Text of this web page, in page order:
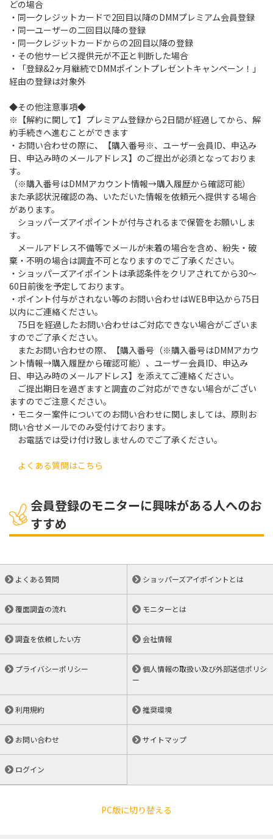
どの場合
・同一クレジットカードで2回目以降のDMMプレミアム会員登録
・同一ユーザーの二回目以降の登録
・同一クレジットカードからの2回目以降の登録
・その他サービス提供元が不正と判断した場合
・「登録&2ヶ月継続でDMMポイントプレゼントキャンペーン！」
経由の登録は対象外
◆その他注意事項◆
※【解約に関して】プレミアム登録から2日間が経過してから、解
約手続きへ進むことができます
・お問い合わせの際に、【購入番号※、ユーザー会員ID、申込み
日、申込み時のメールアドレス】のご提出が必須となっておりま
す。
（※購入番号はDMMアカウント情報→購入履歴から確認可能）
また承認状況確認の為、いただいた情報を依頼元へ提供する場合
があります。
ショッパーズアイポイントが付与されるまで保管をお願いしま
す。
メールアドレス不備等でメールが未着の場合を含め、紛失・破
棄・不明の場合は調査不可となりますのでご了承ください。
・ショッパーズアイポイントは承認条件をクリアされてから30～
60日前後を予定しております。
・ポイント付与がされない等のお問い合わせはWEB申込から75日
以内にご連絡ください。
75日を経過したお問い合わせはご対応できない場合がございま
すのでご了承ください。
またお問い合わせの際、【購入番号（※購入番号はDMMアカウ
ント情報→購入履歴から確認可能）、ユーザー会員ID、申込み
日、申込み時のメールアドレス】を添えてご連絡ください。
ご提出期日を過ぎますと調査のご対応ができない場合がござい
ますのでご注意ください。
・モニター案件についてのお問い合わせに関しましては、原則お
問い合せメールでのみ受付けております。
お電話では受け付け致しませんのでご了承ください。
よくある質問はこちら
会員登録のモニターに興味がある人へのお
すすめ
よくある質問 ショッパーズアイポイントとは
覆面調査の流れ モニターとは
調査を依頼したい方 会社情報
プライバシーポリシー
個人情報の取扱い及び外部送信ポリシ
ー
利用規約 推奨環境
お問い合わせ サイトマップ
ログイン
PC版に切り替える